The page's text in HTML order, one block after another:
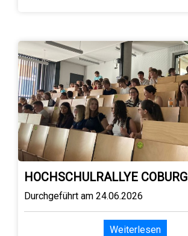
HOCHSCHULRALLYE COBURG
Durchgeführt am 24.06.2026
Weiterlesen